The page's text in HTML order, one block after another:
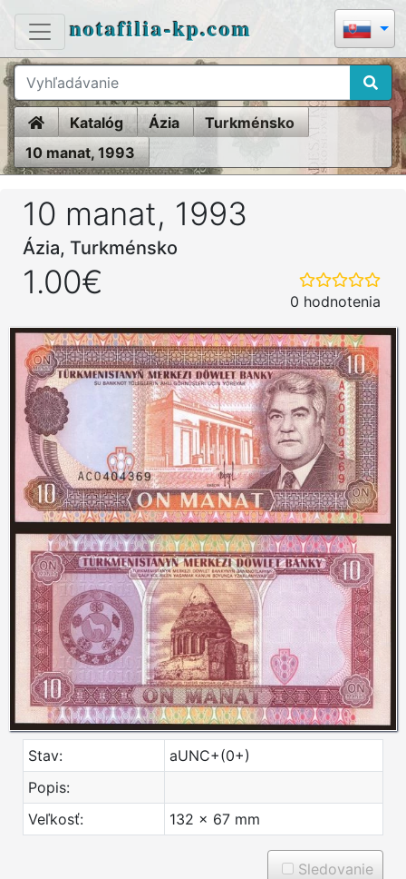
notafilia-kp.com
HomeKatalóg Ázia
Turkménsko
10 manat, 1993
10 manat, 1993
Ázia, Turkménsko
1.00€
0 hodnotenia
Stav:
aUNC+(0+)
Popis:
Veľkosť:
132 x 67 mm
Sledovanie